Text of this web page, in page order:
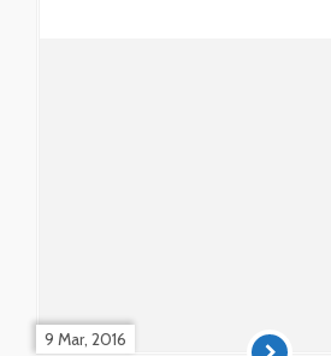
9 Mar, 2016